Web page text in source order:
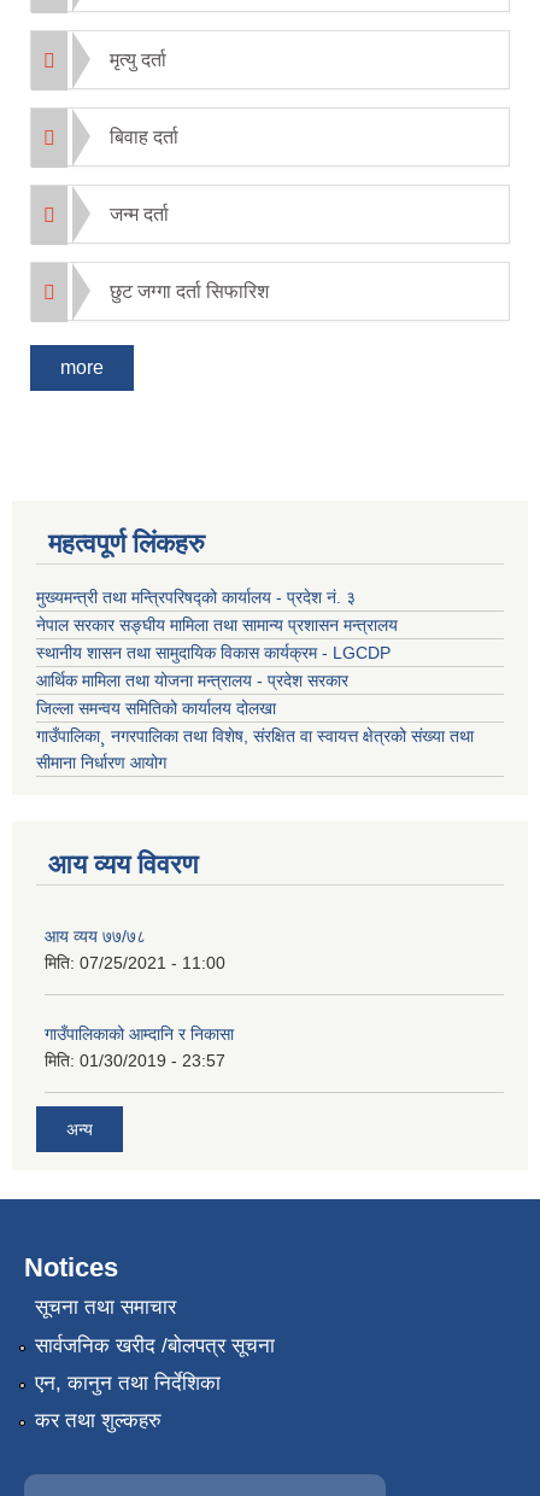
मृत्यु दर्ता
बिवाह दर्ता
जन्म दर्ता
छुट जग्गा दर्ता सिफारिश
more
महत्वपूर्ण लिंकहरु
मुख्यमन्त्री तथा मन्त्रिपरिषद्को कार्यालय - प्रदेश नं. ३
नेपाल सरकार सङ्घीय मामिला तथा सामान्य प्रशासन मन्त्रालय
स्थानीय शासन तथा सामुदायिक विकास कार्यक्रम - LGCDP
आर्थिक मामिला तथा योजना मन्त्रालय - प्रदेश सरकार
जिल्ला समन्वय समितिको कार्यालय दोलखा
गाउँपालिका¸ नगरपालिका तथा विशेष, संरक्षित वा स्वायत्त क्षेत्रको संख्या तथा
सीमाना निर्धारण आयोग
आय व्यय विवरण
आय व्यय ७७/७८
मिति: 07/25/2021 - 11:00
गाउँपालिकाको आम्दानि र निकासा
मिति: 01/30/2019 - 23:57
अन्य
Notices
सूचना तथा समाचार
सार्वजनिक खरीद /बोलपत्र सूचना
एन, कानुन तथा निर्देशिका
कर तथा शुल्कहरु